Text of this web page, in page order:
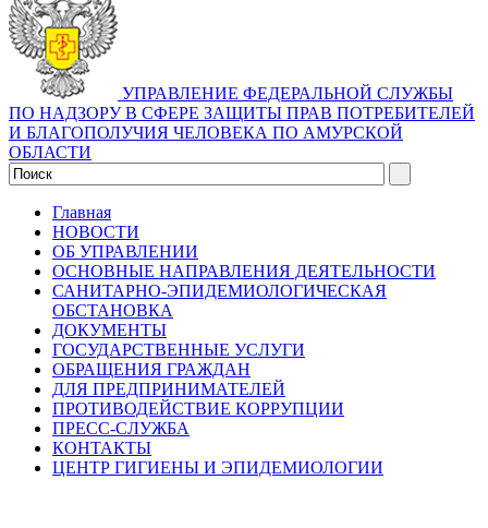
УПРАВЛЕНИЕ ФЕДЕРАЛЬНОЙ СЛУЖБЫ
ПО НАДЗОРУ В СФЕРЕ ЗАЩИТЫ ПРАВ ПОТРЕБИТЕЛЕЙ
И БЛАГОПОЛУЧИЯ ЧЕЛОВЕКА ПО АМУРСКОЙ
ОБЛАСТИ
Главная
НОВОСТИ
ОБ УПРАВЛЕНИИ
ОСНОВНЫЕ НАПРАВЛЕНИЯ ДЕЯТЕЛЬНОСТИ
САНИТАРНО-ЭПИДЕМИОЛОГИЧЕСКАЯ
ОБСТАНОВКА
ДОКУМЕНТЫ
ГОСУДАРСТВЕННЫЕ УСЛУГИ
ОБРАЩЕНИЯ ГРАЖДАН
ДЛЯ ПРЕДПРИНИМАТЕЛЕЙ
ПРОТИВОДЕЙСТВИЕ КОРРУПЦИИ
ПРЕСС-СЛУЖБА
КОНТАКТЫ
ЦЕНТР ГИГИЕНЫ И ЭПИДЕМИОЛОГИИ